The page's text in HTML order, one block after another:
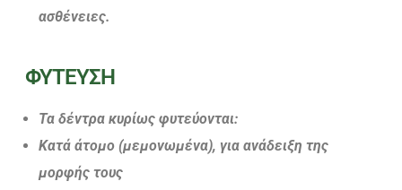
ασθένειες.
ΦΥΤΕΥΣΗ
Τα δέντρα κυρίως φυτεύονται:
Κατά άτομο (μεμονωμένα), για ανάδειξη της
μορφής τους